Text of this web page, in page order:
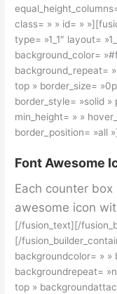
class= » » id= »
type= »1_1″ layout=
background_color=
background_repeat=
top » border_size=
border_style= »solid »
min_height= » »
border_position= »all
Font Awesome
Each counter
awesome icon
[/fusion_text][/
[/
backgroundcolor= » »
backgroundrepeat=
top »